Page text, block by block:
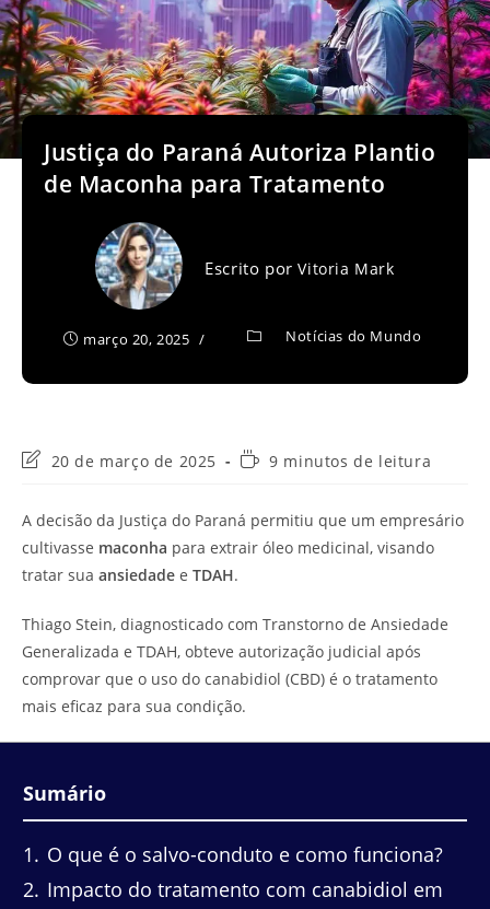
Justiça do Paraná Autoriza Plantio
de Maconha para Tratamento
Escrito porVitoria Mark
março 20, 2025 Notícias do Mundo
Última
post:
20 de março de 2025
Tempo9 minutos de leitura
A decisão da Justiça do Paraná permitiu que um empresário
cultivasse maconha para extrair óleo medicinal, visando
tratar sua ansiedade e TDAH.
Thiago Stein, diagnosticado com Transtorno de Ansiedade
Generalizada e TDAH, obteve autorização judicial após
comprovar que o uso do canabidiol (CBD) é o tratamento
mais eficaz para sua condição.
Sumário
1
O que é o salvo-conduto e como funciona?
2 Impacto do tratamento com canabidiol em